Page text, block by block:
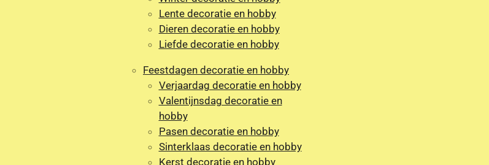
Lente decoratie en hobby
Dieren decoratie en hobby
Liefde decoratie en hobby
Feestdagen decoratie en hobby
Verjaardag decoratie en hobby
Valentijnsdag decoratie en
hobby
Pasen decoratie en hobby
Sinterklaas decoratie en hobby
Kerst decoratie en hobby